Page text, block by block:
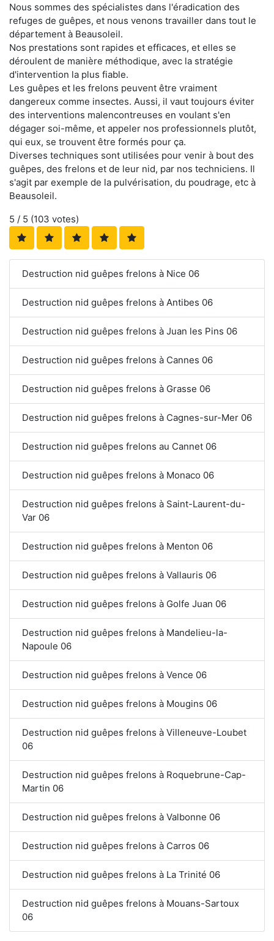
Nous sommes des spécialistes dans l'éradication des
refuges de guêpes, et nous venons travailler dans tout le
département à Beausoleil.
Nos prestations sont rapides et efficaces, et elles se
déroulent de manière méthodique, avec la stratégie
d'intervention la plus fiable.
Les guêpes et les frelons peuvent être vraiment
dangereux comme insectes. Aussi, il vaut toujours éviter
des interventions malencontreuses en voulant s'en
dégager soi-même, et appeler nos professionnels plutôt,
qui eux, se trouvent être formés pour ça.
Diverses techniques sont utilisées pour venir à bout des
guêpes, des frelons et de leur nid, par nos techniciens. Il
s'agit par exemple de la pulvérisation, du poudrage, etc à
Beausoleil.
5 / 5 (103 votes)
Destruction nid guêpes frelons à Nice 06
Destruction nid guêpes frelons à Antibes 06
Destruction nid guêpes frelons à Juan les Pins 06
Destruction nid guêpes frelons à Cannes 06
Destruction nid guêpes frelons à Grasse 06
Destruction nid guêpes frelons à Cagnes-sur-Mer 06
Destruction nid guêpes frelons au Cannet 06
Destruction nid guêpes frelons à Monaco 06
Destruction nid guêpes frelons à Saint-Laurent-du-
Var 06
Destruction nid guêpes frelons à Menton 06
Destruction nid guêpes frelons à Vallauris 06
Destruction nid guêpes frelons à Golfe Juan 06
Destruction nid guêpes frelons à Mandelieu-la-
Napoule 06
Destruction nid guêpes frelons à Vence 06
Destruction nid guêpes frelons à Mougins 06
Destruction nid guêpes frelons à Villeneuve-Loubet
06
Destruction nid guêpes frelons à Roquebrune-Cap-
Martin 06
Destruction nid guêpes frelons à Valbonne 06
Destruction nid guêpes frelons à Carros 06
Destruction nid guêpes frelons à La Trinité 06
Destruction nid guêpes frelons à Mouans-Sartoux
06